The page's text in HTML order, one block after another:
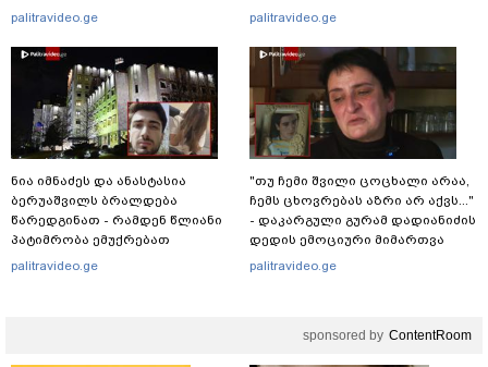
იმიტომ რომ თავად
კვარაცხელიას დედა
განცხადებას ავრცელებს
palitravideo.ge
ნია იმნაძეს და ანასტასია
ბერუაშვილს ბრალდება
წარედგინათ - რამდენ წლიანი
პატიმრობა ემუქრებათ
არასრულწლოვნებს?
palitravideo.ge
palitravideo.ge
"თუ ჩემი შვილი ცოცხალი არაა,
ჩემს ცხოვრებას აზრი არ აქვს..."
- დაკარგული გურამ დადიანიძის
დედის ემოციური მიმართვა
palitravideo.ge
sponsored by ContentRoom